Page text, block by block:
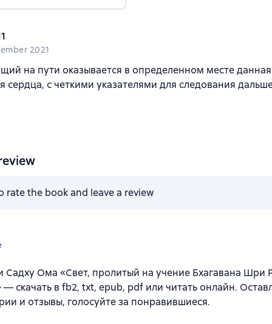
2021
на пути оказывается в определенном месте данная
сердца, с четкими указателями для следования
rate the book and leave a review
Садху Ома «Свет, пролитый на учение Бхагавана Шри
скачать в fb2, txt, epub, pdf или читать онлайн.
и отзывы, голосуйте за понравившиеся.